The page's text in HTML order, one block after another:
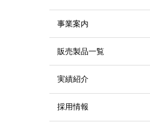
事業案内
販売製品一覧
実績紹介
採用情報